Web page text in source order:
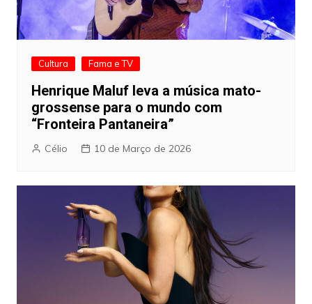
Cultura Fama e TV
Henrique Maluf leva a música mato-
grossense para o mundo com
“Fronteira Pantaneira”
Célio 10 de Março de 2026